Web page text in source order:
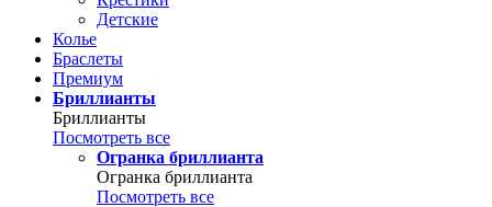
Детские
Колье
Браслеты
Премиум
Бриллианты
Бриллианты
Посмотреть все
Огранка бриллианта
Огранка бриллианта
Посмотреть все